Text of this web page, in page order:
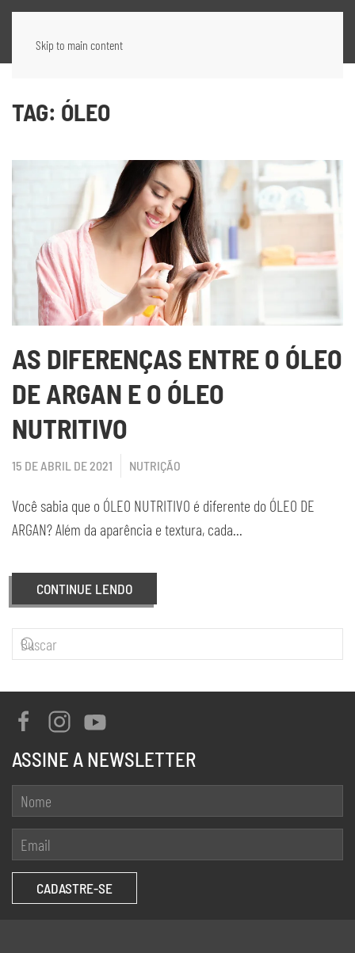
Skip to main content
TAG: ÓLEO
AS DIFERENÇAS ENTRE O ÓLEO
DE ARGAN E O ÓLEO
NUTRITIVO
15 DE ABRIL DE 2021 NUTRIÇÃO
Você sabia que o ÓLEO NUTRITIVO é diferente do ÓLEO DE
ARGAN? Além da aparência e textura, cada...
CONTINUE LENDO
ASSINE A NEWSLETTER